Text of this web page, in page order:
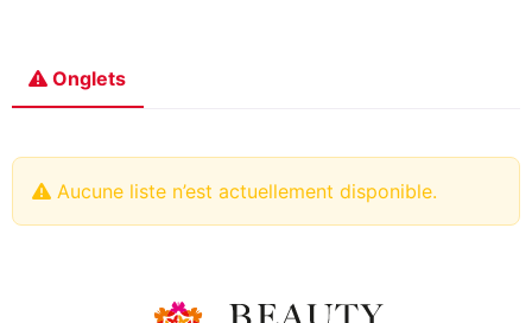
Onglets
Aucune liste n’est actuellement disponible.